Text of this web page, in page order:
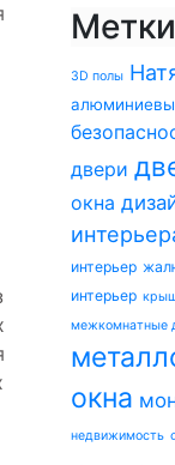
Метки
3D полы
двери
окна
интерьер
интерьер
межкомнатные
окна
недвижимость